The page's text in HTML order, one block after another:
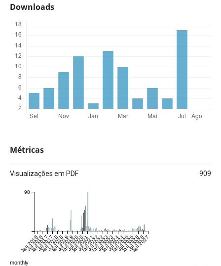
Downloads
Métricas
Visualizações em PDF 909
Jan 2016
Jul 2016
Jan 2017
Jul 2017
Jan 2018
Jul 2018
Jan 2019
Jul 2019
Jan 2020
Jul 2020
Jan 2021
Jul 2021
Jan 2022
Jul 2022
Jan 2023
Jul 2023
Jan 2024
Jul 2024
Jan 2025
Jul 2025
Jan 2026
Jul 2026
Jan 2027
98
monthly